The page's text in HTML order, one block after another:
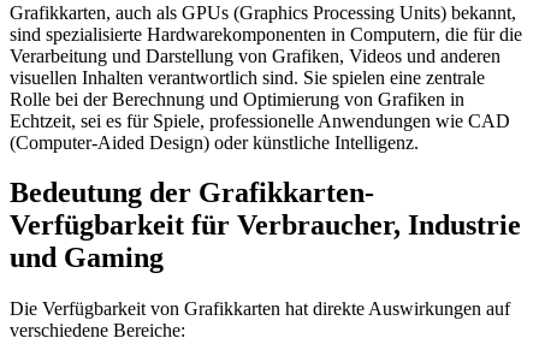
Grafikkarten, auch als GPUs (Graphics Processing Units) bekannt,
sind spezialisierte Hardwarekomponenten in Computern, die für die
Verarbeitung und Darstellung von Grafiken, Videos und anderen
visuellen Inhalten verantwortlich sind. Sie spielen eine zentrale
Rolle bei der Berechnung und Optimierung von Grafiken in
Echtzeit, sei es für Spiele, professionelle Anwendungen wie CAD
(Computer-Aided Design) oder künstliche Intelligenz.
Bedeutung der Grafikkarten-
Verfügbarkeit für Verbraucher, Industrie
und Gaming
Die Verfügbarkeit von Grafikkarten hat direkte Auswirkungen auf
verschiedene Bereiche: